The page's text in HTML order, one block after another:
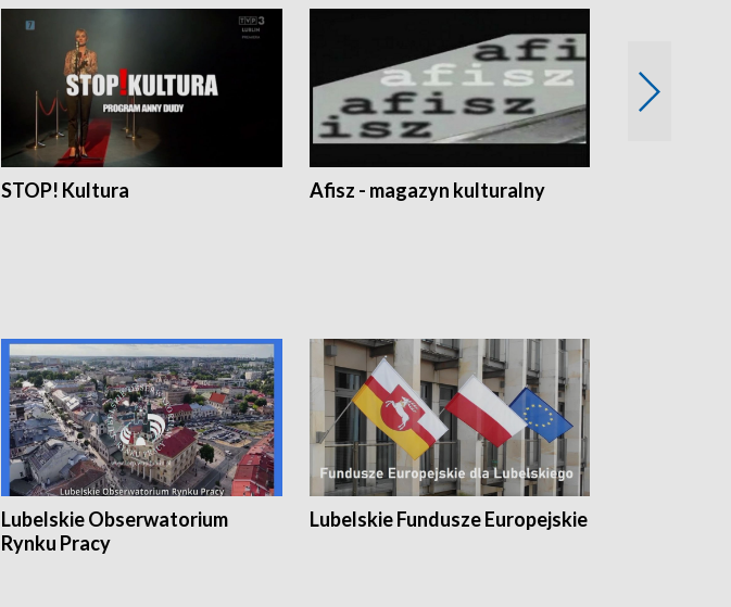
STOP! Kultura Afisz - magazyn kulturalny
Lubelskie Obserwatorium
Rynku Pracy
Lubelskie Fundusze Europejskie